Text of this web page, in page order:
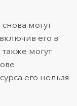
могут
его в
могут
его нельзя